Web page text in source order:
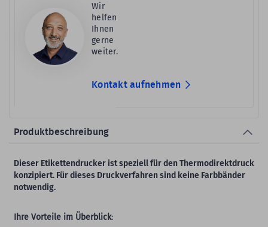
Wir
helfen
Ihnen
gerne
weiter.
Kontakt aufnehmen
Produktbeschreibung
Dieser Etikettendrucker ist speziell für den Thermodirektdruck
konzipiert. Für dieses Druckverfahren sind keine Farbbänder
notwendig.
Ihre Vorteile im Überblick: